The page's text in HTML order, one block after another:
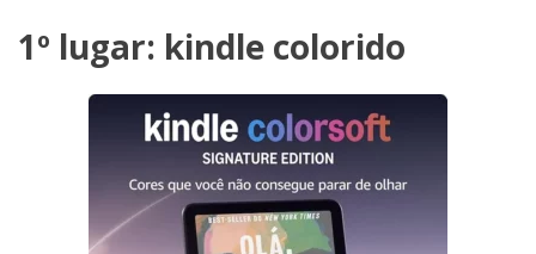
1º lugar: kindle colorido